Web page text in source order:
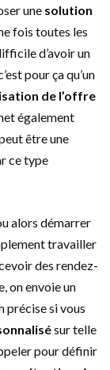
une solution
fois toutes les
d’avoir un
pour ça qu’un
de l’offre
également
être une
ce type
alors démarrer
travailler
des rendez-
on envoie un
précise si vous
sur telle
pour définir